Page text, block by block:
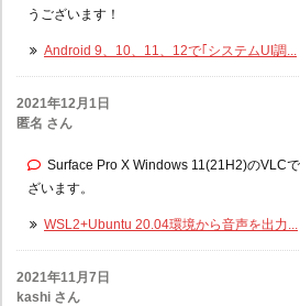
うございます！
Android 9、10、11、12で｢システムUI調...
2021年12月1日
匿名 さん
Surface Pro X Windows 11(21H2)のVLC
ざいます。
WSL2+Ubuntu 20.04環境から音声を出力...
2021年11月7日
kashi さん